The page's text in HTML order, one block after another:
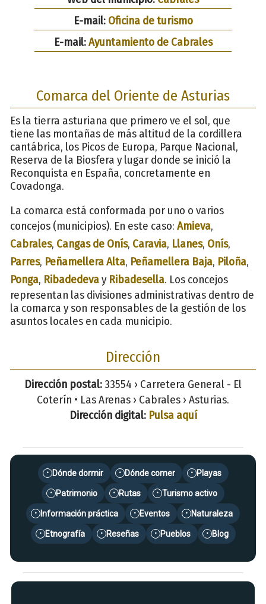
E-mail: Oficina de turismo
E-mail:Ayuntamiento de Cabrales
Comarca del Oriente de Asturias
Es la tierra asturiana que primero ve el sol, que
tiene las montañas de más altitud de la cordillera
cantábrica, los Picos de Europa, Parque Nacional,
Reserva de la Biosfera y lugar donde se inició la
Reconquista en España, concretamente en
Covadonga.
La comarca está conformada por uno o varios
concejos (municipios). En este caso: Amieva,
Cabrales, Cangas de Onís, Caravia, Llanes, Onís,
Parres, Peñamellera Alta, Peñamellera Baja, Piloña,
Ponga, Ribadedevay Ribadesella. Los concejos
representan las divisiones administrativas dentro de
la comarca y son responsables de la gestión de los
asuntos locales en cada municipio.
Dirección
Dirección postal:33554 › Carretera General - El
Coterín • Las Arenas › Cabrales › Asturias.
Dirección digital: Pulsa aquí
• Dónde dormir • Dónde comer • Playas
• Patrimonio • Rutas • Turismo activo
• Información práctica • Eventos • Naturaleza
• Etnografía • Reseñas • Pueblos • Blog